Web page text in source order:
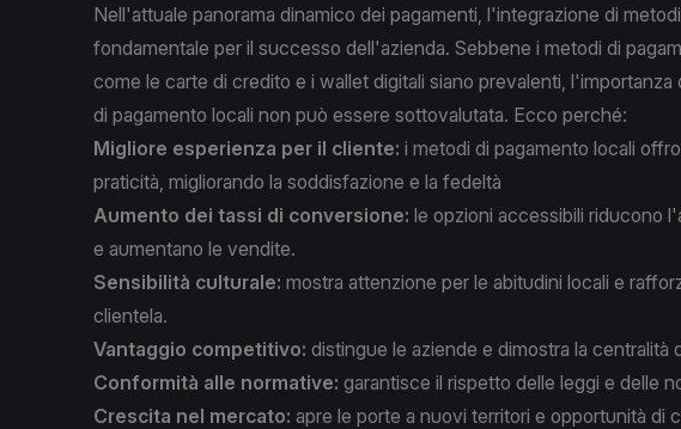
Nell'attuale panorama dinamico dei pagamenti, l'integrazione di
fondamentale per il successo dell'azienda. Sebbene i metodi di
come le carte di credito e i wallet digitali siano prevalenti, l'importanza
di pagamento locali non può essere sottovalutata. Ecco perché:
Migliore esperienza per il cliente: i metodi di pagamento locali
praticità, migliorando la soddisfazione e la fedeltà
Aumento dei tassi di conversione: le opzioni accessibili riducono
e aumentano le vendite.
Sensibilità culturale: mostra attenzione per le abitudini locali e
clientela.
Vantaggio competitivo: distingue le aziende e dimostra la centralità
Conformità alle normative: garantisce il rispetto delle leggi e delle
Crescita nel mercato: apre le porte a nuovi territori e opportunità di